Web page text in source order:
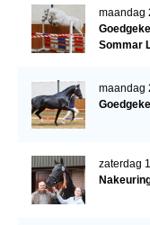
maandag
Sommar
maandag
zaterdag